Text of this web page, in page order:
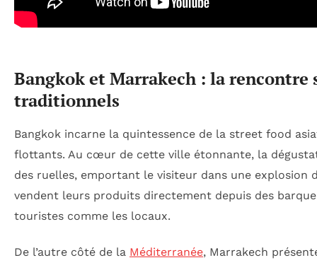
Bangkok et Marrakech : la
traditionnels
Bangkok incarne la quintessence de la street food
flottants. Au cœur de cette ville étonnante, la
des ruelles, emportant le visiteur dans une explosion
vendent leurs produits directement depuis des
touristes comme les locaux.
De l’autre côté de la Méditerranée, Marrakech